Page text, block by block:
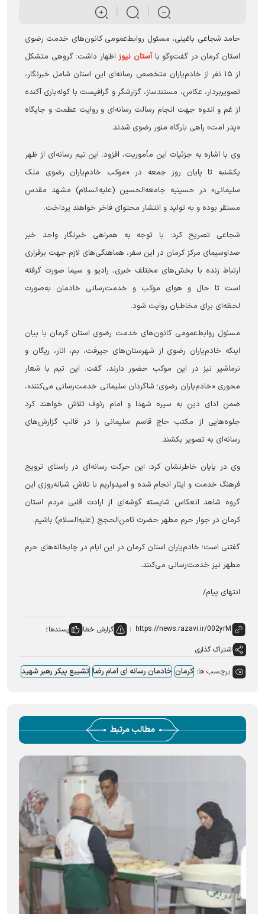
حامد شجاعی باغینی، مسئول روابط‌عمومی کانون‌های خدمت رضوی
استان کرمان در گفت‌و‌گو باآستان نیوزاظهار داشت: گروهی متشکل
از ۱۵ نفر از خادم‌یاران متخصص رسانه‌ای این استان شامل خبرنگار،
تصویربردار، عکاس، مستندساز، گزارشگر و گرافیست با کوله‌باری آکنده
از غم و اندوه جهت انجام رسالت رسانه‌ای و روایت عظمت و جایگاه
«پدر امت» راهی بارگاه منور رضوی شدند.
وی با اشاره به جزئیات این مأموریت، افزود: این تیم رسانه‌ای از ظهر
یکشنبه تا پایان روز جمعه در «موکب خادم‌یاران رضوی ملک
سلیمانی» در حسینیه جامعه‌الحسین (علیه‌السلام) مشهد مقدس
مستقر بوده و به تولید و انتشار محتوای فاخر خواهند پرداخت.
شجاعی تصریح کرد: با توجه به همراهی خبرنگار واحد خبر
صداوسیمای مرکز کرمان در این سفر، هماهنگی‌های لازم جهت برقراری
ارتباط زنده با بخش‌های مختلف خبری، رادیو و سیما صورت گرفته
است تا حال و هوای موکب و خدمت‌رسانی خادمان به‌صورت
لحظه‌ای برای مخاطبان روایت شود.
مسئول روابط‌عمومی کانون‌های خدمت رضوی استان کرمان با بیان
اینکه خادم‌یاران رضوی از شهرستان‌های جیرفت، بم، انار، ریگان و
نرماشیر نیز در این موکب حضور دارند، گفت: این تیم با شعار
محوری «خادم‌یاران رضوی؛ شاگردان سلیمانی خدمت‌رسانی می‌کنند»،
ضمن ادای دین به سیره شهدا و امام رئوف تلاش خواهند کرد
جلوه‌هایی از مکتب حاج قاسم سلیمانی را در قالب گزارش‌های
رسانه‌ای به تصویر بکشند.
وی در پایان خاطرنشان کرد: این حرکت رسانه‌ای در راستای ترویج
فرهنگ خدمت و ایثار انجام شده و امیدواریم با تلاش شبانه‌روزی این
گروه شاهد انعکاس شایسته گوشه‌ای از ارادت قلبی مردم استان
کرمان در جوار حرم مطهر حضرت ثامن‌الحجج (علیه‌السلام) باشیم.
گفتنی است؛ خادم‌یاران استان کرمان در این ایام در چایخانه‌های حرم
مطهر نیز خدمت‌رسانی می‌کنند.
انتهای پیام/
گزارش خطا
پسندها:
اشتراک گذاری
برچسب ها: کرمان خادمان رسانه ای امام رضا تشییع پیکر رهبر شهید
مطالب مرتبط